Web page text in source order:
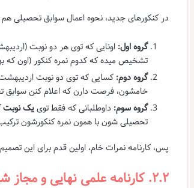
در کنکورهای جدید، نحوه اعمال سوابق تحصیلی
گروه اول: اونایی که توی هر دو نوبت
تشخیص میده که کدوم نمره کنکور (اون که
گروه دوم: کسایی که توی دو نوبت
خامشون، فرصت دارن که اعلام کنن سوابق
گروه سوم: داوطلبانی که فقط توییک نوبت
تحصیلی شون با همون نمره کنکورشون
پس، کارنامه نمرات خام، اولین قدم برای این
۲.۲. کارنامه علمی نهایی و مجاز شدن به انتخاب رشته: گام بزرگ بعدی!